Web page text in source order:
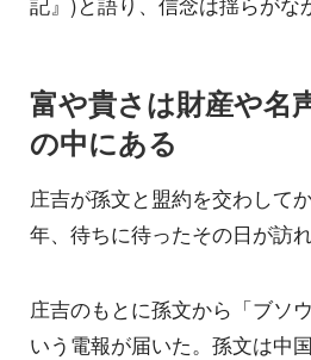
富や貴さは財産や名
の中にある
庄吉が孫文と盟約を交わして
年、待ちに待ったその日が訪れ
庄吉のもとに孫文から「ブソ
いう電報が届いた。孫文は中